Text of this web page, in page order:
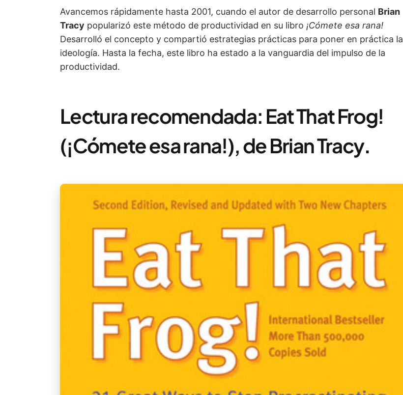
Avancemos rápidamente hasta 2001, cuando el autor de desarrollo personal Brian
Tracy popularizó este método de productividad en su libro ¡Cómete esa rana!
Desarrolló el concepto y compartió estrategias prácticas para poner en práctica la
ideología. Hasta la fecha, este libro ha estado a la vanguardia del impulso de la
productividad.
Lectura recomendada: Eat That Frog!
(¡Cómete esa rana!), de Brian Tracy.